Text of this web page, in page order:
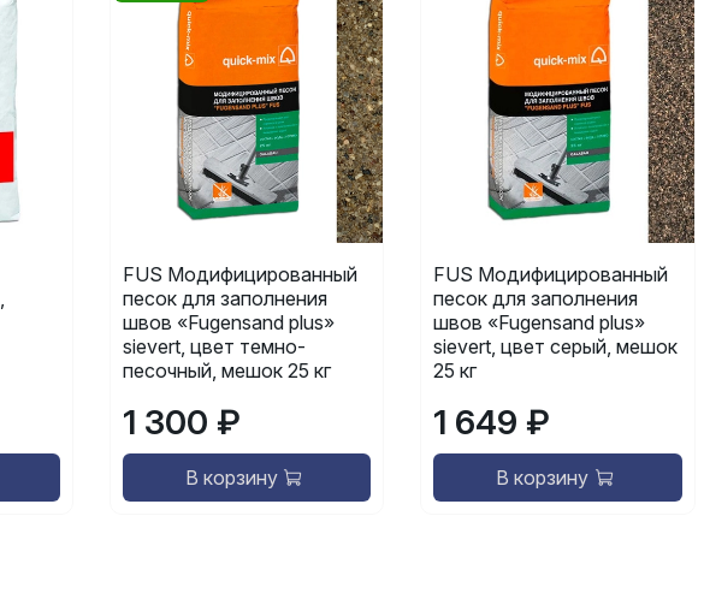
FUS Модифицированный
песок для заполнения
швов «Fugensand plus»
sievert, цвет темно-
песочный, мешок 25 кг
1 300 ₽
В корзину
FUS Модифицированный
песок для заполнения
швов «Fugensand plus»
sievert, цвет серый, мешок
25 кг
1 649 ₽
В корзину